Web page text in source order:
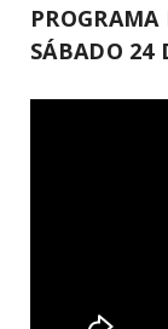
SÁBADO 24